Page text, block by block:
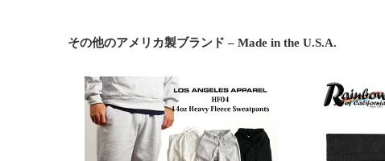
その他のアメリカ製ブランド – Made in the U.S.A.